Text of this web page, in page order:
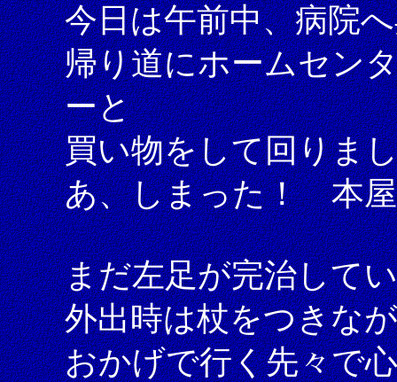
今日は午前中、病院
帰り道にホームセン
ーと
買い物をして回りま
あ、しまった！ 本屋
まだ左足が完治して
外出時は杖をつきな
おかげで行く先々で